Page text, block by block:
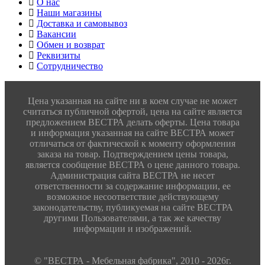
О нас
Наши магазины
Доставка и самовывоз
Вакансии
Обмен и возврат
Реквизиты
Сотрудничество
Цена указанная на сайте ни в коем случае не может
считаться публичной офертой, цена на сайте является
предложением ВЕСТРА делать оферты. Цена товара
и информация указанная на сайте ВЕСТРА может
отличаться от фактической к моменту оформления
заказа на товар. Подтверждением цены товара,
является сообщение ВЕСТРА о цене данного товара.
Администрация сайта ВЕСТРА не несет
ответственности за содержание информации, ее
возможное несоответствие действующему
законодательству, публикуемая на сайте ВЕСТРА
другими Пользователями, а так же качеству
информации и изображений.
© "ВЕСТРА - Мебельная фабрика", 2010 - 2026г.